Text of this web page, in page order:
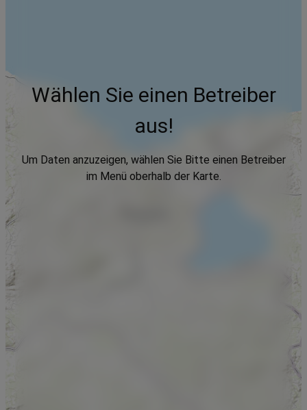
Wählen Sie einen Betreiber
aus!
Um Daten anzuzeigen, wählen Sie Bitte einen Betreiber
im Menü oberhalb der Karte.